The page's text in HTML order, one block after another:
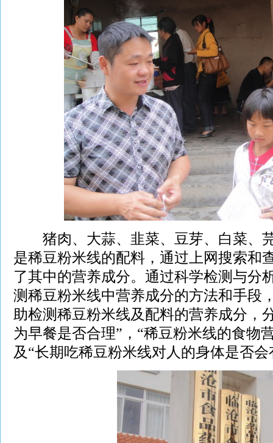
猪肉、大蒜、韭菜、豆芽、白菜、
是稀豆粉米线的配料，通过上网搜索和
了其中的营养成分。通过科学检测与分
测稀豆粉米线中营养成分的方法和手段
助检测稀豆粉米线及配料的营养成分，
为早餐是否合理”，“稀豆粉米线的食物
及“长期吃稀豆粉米线对人的身体是否